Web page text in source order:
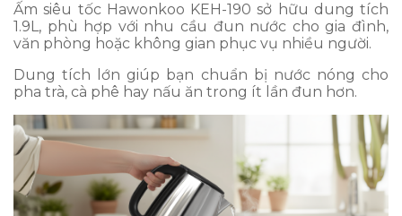
Ấm siêu tốc Hawonkoo KEH-190 sở hữu dung tích
1.9L, phù hợp với nhu cầu đun nước cho gia đình,
văn phòng hoặc không gian phục vụ nhiều người.
Dung tích lớn giúp bạn chuẩn bị nước nóng cho
pha trà, cà phê hay nấu ăn trong ít lần đun hơn.